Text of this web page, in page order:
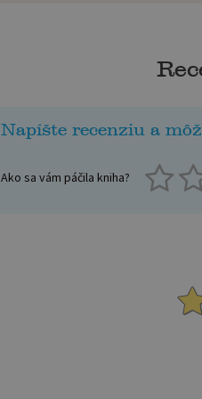
Napíšte recenziu a
Ako sa vám páčila kniha?